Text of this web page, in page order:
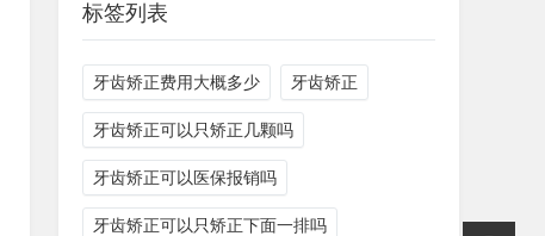
标签列表
牙齿矫正费用大概多少 牙齿矫正
牙齿矫正可以只矫正几颗吗
牙齿矫正可以医保报销吗
牙齿矫正可以只矫正下面一排吗